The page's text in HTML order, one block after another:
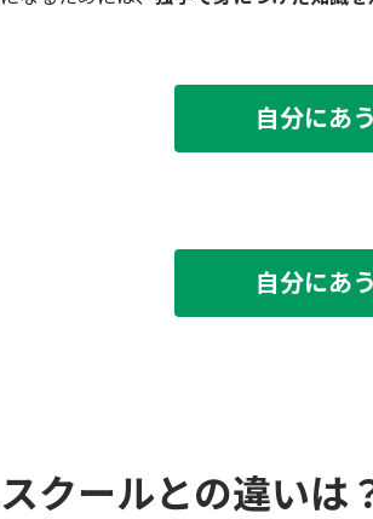
自分にあ
自分にあ
スクールとの違いは